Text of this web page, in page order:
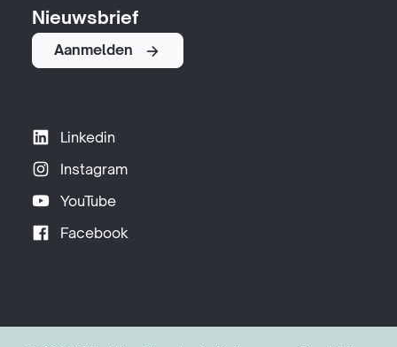
Nieuwsbrief
Aanmelden
Linkedin
Instagram
YouTube
Facebook